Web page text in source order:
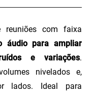
reuniões com faixa
áudio para ampliar
e variações.
nivelados e,
lados. Ideal para